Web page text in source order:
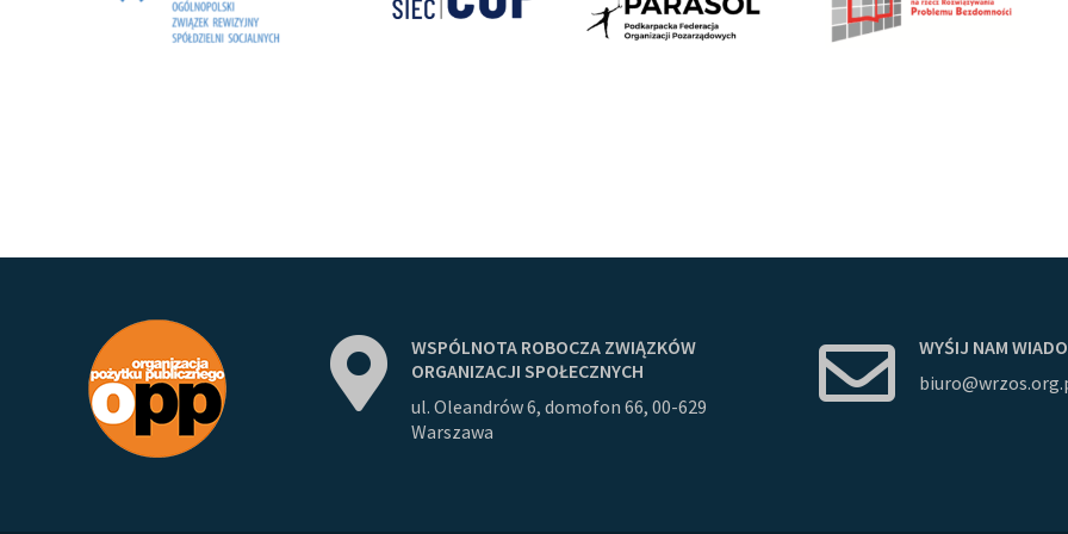
WSPÓLNOTA ROBOCZA ZWIĄZKÓW
ORGANIZACJI SPOŁECZNYCH
ul. Oleandrów 6, domofon 66, 00-629
Warszawa
WYŚIJ NAM